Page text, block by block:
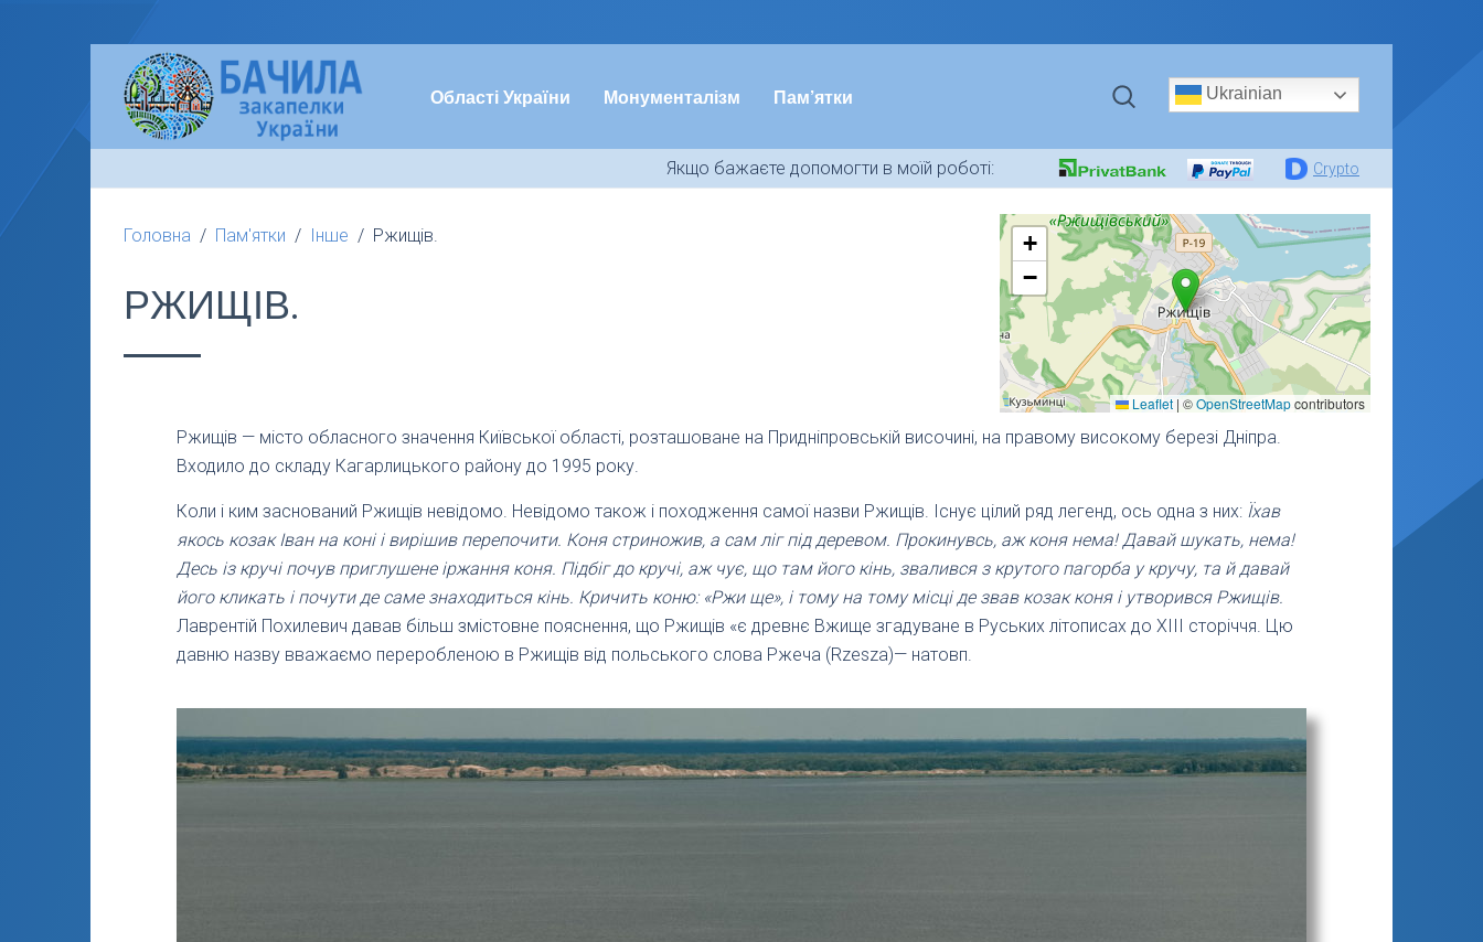
Області України Монументалізм Пам’ятки Ukrainian
Якщо бажаєте допомогти в моїй роботі: Crypto
Головна Пам'ятки Інше Ржищів.
РЖИЩІВ.
+
−
Leaflet | ©OpenStreetMapcontributors
Ржищів — місто обласного значення Київської області, розташоване на Придніпровській височині, на правому високому березі Дніпра.
Входило до складу Кагарлицького району до 1995 року.
Коли і ким заснований Ржищів невідомо. Невідомо також і походження самої назви Ржищів. Існує цілий ряд легенд, ось одна з них: Їхав
якось козак Іван на коні і вирішив перепочити. Коня стриножив, а сам ліг під деревом. Прокинувсь, аж коня нема! Давай шукать, нема!
Десь із кручі почув приглушене іржання коня. Підбіг до кручі, аж чує, що там його кінь, звалився з крутого пагорба у кручу, та й давай
його кликать і почути де саме знаходиться кінь. Кричить коню: «Ржи ще», і тому на тому місці де звав козак коня і утворився Ржищів.
Лаврентій Похилевич давав більш змістовне пояснення, що Ржищів «є древнє Вжище згадуване в Руських літописах до XIII сторіччя. Цю
давню назву вважаємо переробленою в Ржищів від польського слова Ржеча (Rzesza)— натовп.